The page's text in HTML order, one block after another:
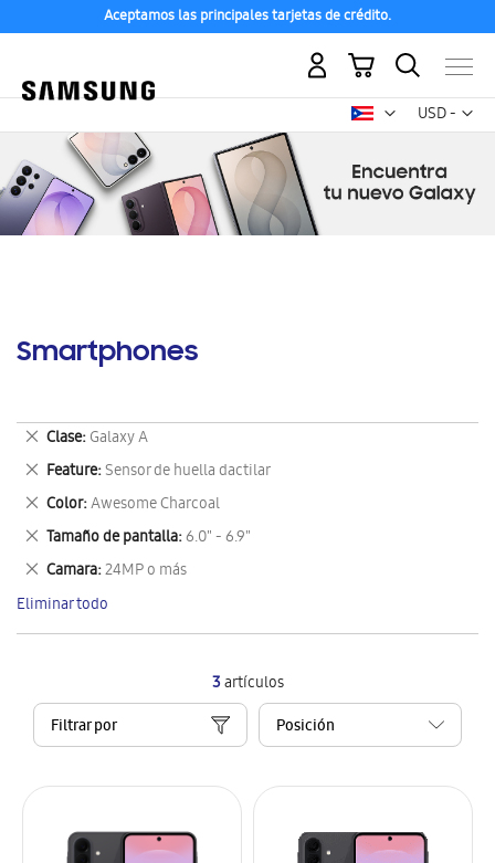
Aceptamos las principales tarjetas de crédito.
USD -
dólar
Mi carrito
Smartphones
3artículos
Filtrar por
Clase Galaxy A
Eliminar
este
artículo
Feature Sensor de huella dactilar
Eliminar
este
artículo
Color Awesome Charcoal
Eliminar
este
artículo
Tamaño de pantalla 6.0" - 6.9"
Eliminar
este
artículo
Camara 24MP o más
Eliminar
este
artículo
Eliminar todo